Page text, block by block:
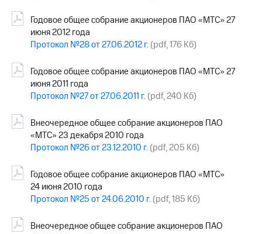
Годовое общее собрание акционеров ПАО «МТС» 27
июня 2012 года
Протокол №28 от 27.06.2012 г.(pdf, 176 Кб)
Годовое общее собрание акционеров ПАО «МТС» 27
июня 2011 года
Протокол №27 от 27.06.2011 г.(pdf, 240 Кб)
Внеочередное общее собрание акционеров ПАО
«МТС» 23 декабря 2010 года
Протокол №26 от 23.12.2010 г.(pdf, 205 Кб)
Годовое общее собрание акционеров ПАО «МТС»
24 июня 2010 года
Протокол №25 от 24.06.2010 г.(pdf, 185 Кб)
Внеочередное общее собрание акционеров ПАО